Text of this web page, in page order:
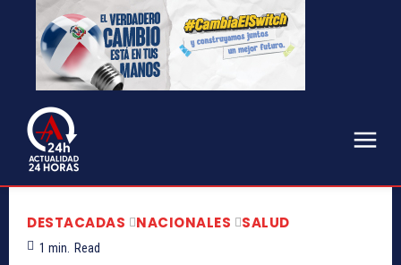
DESTACADAS NACIONALES SALUD
1 min. Read